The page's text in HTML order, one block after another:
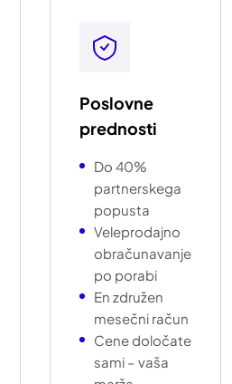
Poslovne
prednosti
Do 40%
partnerskega
popusta
Veleprodajno
obračunavanje
po porabi
En združen
mesečni račun
Cene določate
sami – vaša